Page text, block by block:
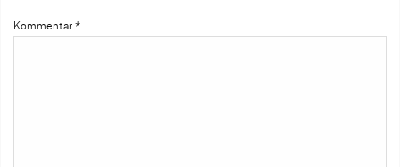
Kommentar *